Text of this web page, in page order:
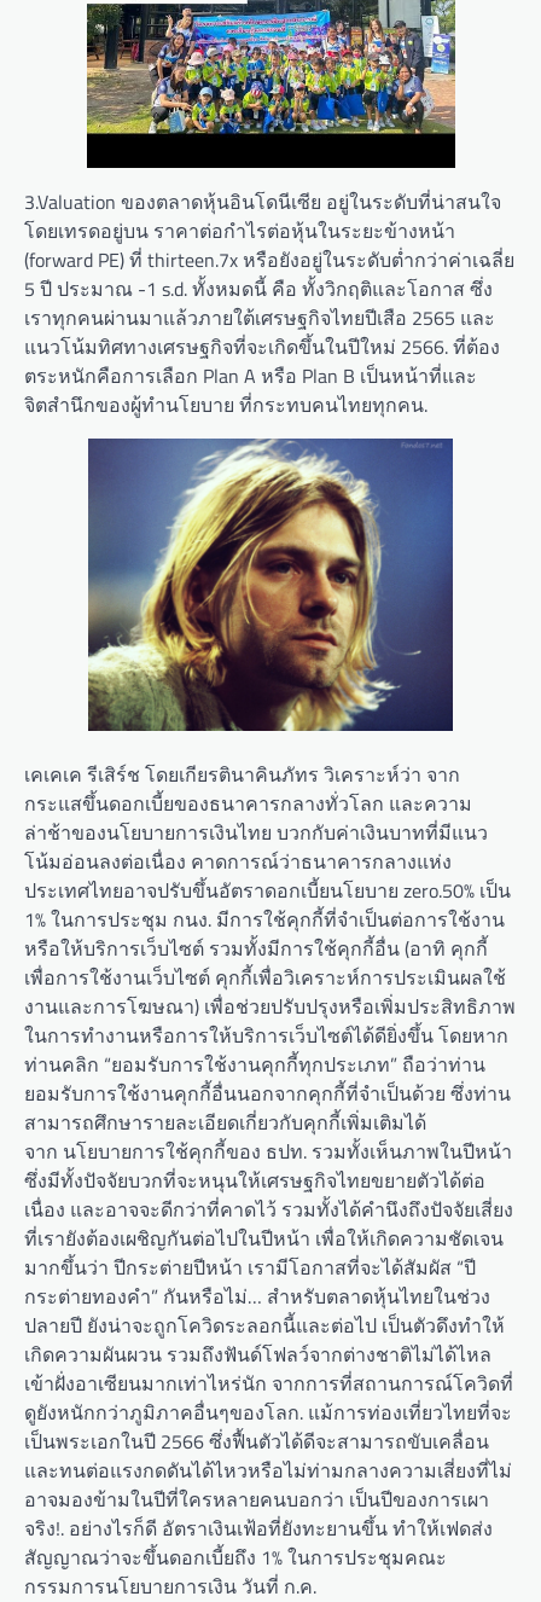
3.Valuation ของตลาดหุ้นอินโดนีเซีย อยู่ในระดับที่น่าสนใจ
โดยเทรดอยู่บน ราคาต่อกำไรต่อหุ้นในระยะข้างหน้า
(forward PE) ที่ thirteen.7x หรือยังอยู่ในระดับต่ำกว่าค่าเฉลี่ย
5 ปี ประมาณ -1 s.d. ทั้งหมดนี้ คือ ทั้งวิกฤติและโอกาส ซึ่ง
เราทุกคนผ่านมาแล้วภายใต้เศรษฐกิจไทยปีเสือ 2565 และ
แนวโน้มทิศทางเศรษฐกิจที่จะเกิดขึ้นในปีใหม่ 2566. ที่ต้อง
ตระหนักคือการเลือก Plan A หรือ Plan B เป็นหน้าที่และ
จิตสำนึกของผู้ทํานโยบาย ที่กระทบคนไทยทุกคน.
เคเคเค รีเสิร์ช โดยเกียรตินาคินภัทร วิเคราะห์ว่า จาก
กระแสขึ้นดอกเบี้ยของธนาคารกลางทั่วโลก และความ
ล่าช้าของนโยบายการเงินไทย บวกกับค่าเงินบาทที่มีแนว
โน้มอ่อนลงต่อเนื่อง คาดการณ์ว่าธนาคารกลางแห่ง
ประเทศไทยอาจปรับขึ้นอัตราดอกเบี้ยนโยบาย zero.50% เป็น
1% ในการประชุม กนง. มีการใช้คุกกี้ที่จำเป็นต่อการใช้งาน
หรือให้บริการเว็บไซต์ รวมทั้งมีการใช้คุกกี้อื่น (อาทิ คุกกี้
เพื่อการใช้งานเว็บไซต์ คุกกี้เพื่อวิเคราะห์การประเมินผลใช้
งานและการโฆษณา) เพื่อช่วยปรับปรุงหรือเพิ่มประสิทธิภาพ
ในการทำงานหรือการให้บริการเว็บไซต์ได้ดียิ่งขึ้น โดยหาก
ท่านคลิก “ยอมรับการใช้งานคุกกี้ทุกประเภท” ถือว่าท่าน
ยอมรับการใช้งานคุกกี้อื่นนอกจากคุกกี้ที่จำเป็นด้วย ซึ่งท่าน
สามารถศึกษารายละเอียดเกี่ยวกับคุกกี้เพิ่มเติมได้
จาก นโยบายการใช้คุกกี้ของ ธปท. รวมทั้งเห็นภาพในปีหน้า
ซึ่งมีทั้งปัจจัยบวกที่จะหนุนให้เศรษฐกิจไทยขยายตัวได้ต่อ
เนื่อง และอาจจะดีกว่าที่คาดไว้ รวมทั้งได้คำนึงถึงปัจจัยเสี่ยง
ที่เรายังต้องเผชิญกันต่อไปในปีหน้า เพื่อให้เกิดความชัดเจน
มากขึ้นว่า ปีกระต่ายปีหน้า เรามีโอกาสที่จะได้สัมผัส “ปี
กระต่ายทองคำ” กันหรือไม่… สำหรับตลาดหุ้นไทยในช่วง
ปลายปี ยังน่าจะถูกโควิดระลอกนี้และต่อไป เป็นตัวดึงทำให้
เกิดความผันผวน รวมถึงฟันด์โฟลว์จากต่างชาติไม่ได้ไหล
เข้าฝั่งอาเซียนมากเท่าไหร่นัก จากการที่สถานการณ์โควิดที่
ดูยังหนักกว่าภูมิภาคอื่นๆของโลก. แม้การท่องเที่ยวไทยที่จะ
เป็นพระเอกในปี 2566 ซึ่งฟื้นตัวได้ดีจะสามารถขับเคลื่อน
และทนต่อแรงกดดันได้ไหวหรือไม่ท่ามกลางความเสี่ยงที่ไม่
อาจมองข้ามในปีที่ใครหลายคนบอกว่า เป็นปีของการเผา
จริง!. อย่างไรก็ดี อัตราเงินเฟ้อที่ยังทะยานขึ้น ทำให้เฟดส่ง
สัญญาณว่าจะขึ้นดอกเบี้ยถึง 1% ในการประชุมคณะ
กรรมการนโยบายการเงิน วันที่ ก.ค.